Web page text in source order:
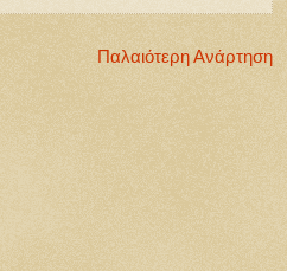
Παλαιότερη Ανάρτηση